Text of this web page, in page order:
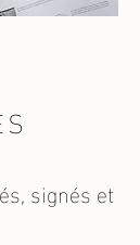
signés et